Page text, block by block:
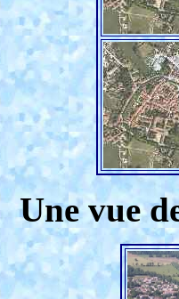
Une vue